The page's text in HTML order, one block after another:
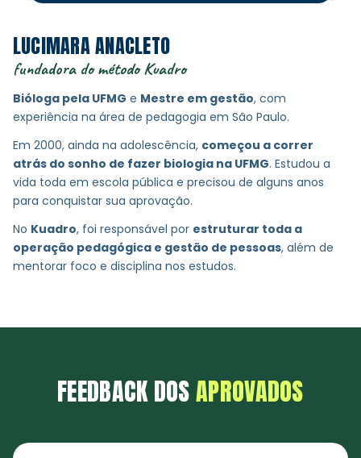
LUCIMARA ANACLETO
fundadora do método Kuadro
Bióloga pela UFMG e Mestre em gestão, com
experiência na área de pedagogia em São Paulo.
Em 2000, ainda na adolescência, começou a correr
atrás do sonho de fazer biologia na UFMG. Estudou a
vida toda em escola pública e precisou de alguns anos
para conquistar sua aprovação.
No Kuadro, foi responsável por estruturar toda a
operação pedagógica e gestão de pessoas, além de
mentorar foco e disciplina nos estudos.
FEEDBACK DOSAPROVADOS